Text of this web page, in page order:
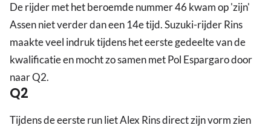
De rijder met het beroemde nummer 46 kwam op 'zijn'
Assen niet verder dan een 14e tijd. Suzuki-rijder Rins
maakte veel indruk tijdens het eerste gedeelte van de
kwalificatie en mocht zo samen met Pol Espargaro door
naar Q2.
Q2
Tijdens de eerste run liet Alex Rins direct zijn vorm zien